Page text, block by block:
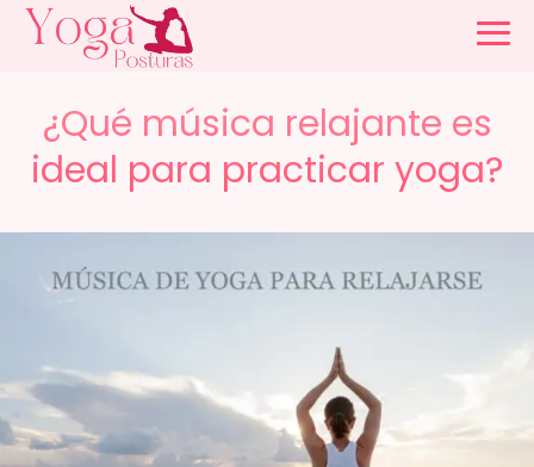
¿Qué música relajante es
ideal para practicar yoga?